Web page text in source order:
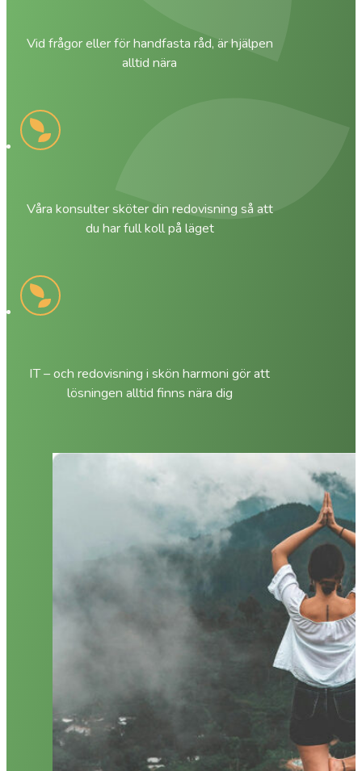
Vid frågor eller för handfasta råd, är hjälpen
alltid nära
Våra konsulter sköter din redovisning så att
du har full koll på läget
IT – och redovisning i skön harmoni gör att
lösningen alltid finns nära dig